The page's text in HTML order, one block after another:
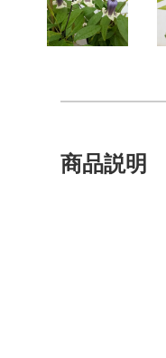
商品説明